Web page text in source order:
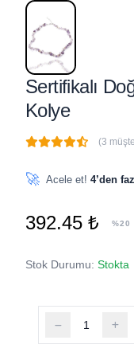
Sertifikalı
Kolye
(3
🚀 Acele et! 4’den
392.45 ₺ %20
Stok Durumu: Stokta